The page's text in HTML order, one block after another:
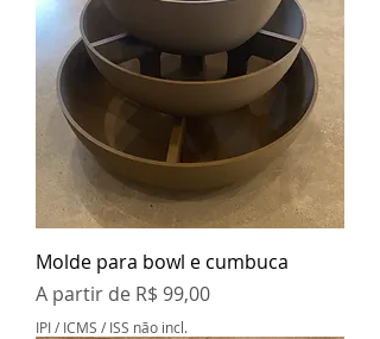
Molde para bowl e cumbuca
A partir de R$ 99,00
Preço promocional
IPI / ICMS / ISS não incl.